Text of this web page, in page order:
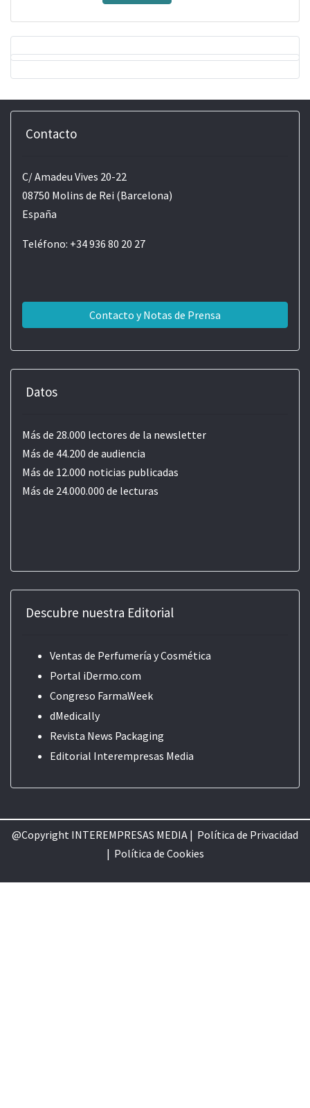
Contacto
C/ Amadeu Vives 20-22
08750 Molins de Rei (Barcelona)
España
Teléfono: +34 936 80 20 27
Contacto y Notas de Prensa
Datos
Más de 28.000 lectores de la newsletter
Más de 44.200 de audiencia
Más de 12.000 noticias publicadas
Más de 24.000.000 de lecturas
Descubre nuestra Editorial
Ventas de Perfumería y Cosmética
Portal iDermo.com
Congreso FarmaWeek
dMedically
Revista News Packaging
Editorial Interempresas Media
@Copyright INTEREMPRESAS MEDIA | Política de Privacidad
| Política de Cookies